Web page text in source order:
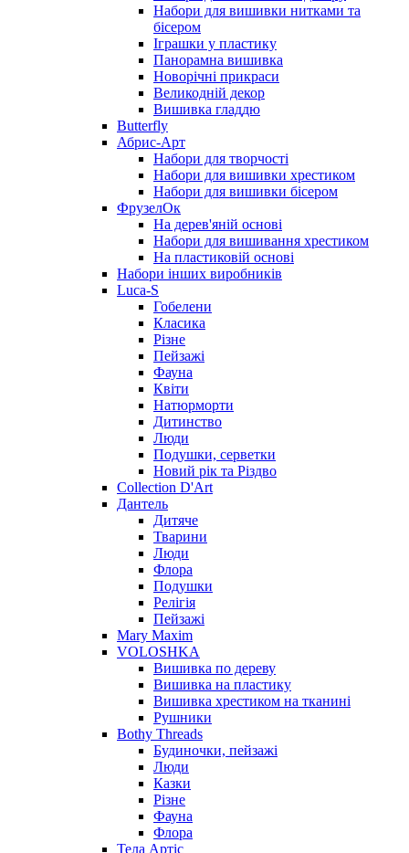
Набори для вишивки нитками та
бісером
Іграшки у пластику
Панорамна вишивка
Новорічні прикраси
Великодній декор
Вишивка гладдю
Butterfly
Абрис-Арт
Набори для творчості
Набори для вишивки хрестиком
Набори для вишивки бісером
ФрузелОк
На дерев'яній основі
Набори для вишивання хрестиком
На пластиковій основі
Набори інших виробників
Luca-S
Гобелени
Класика
Різне
Пейзажі
Фауна
Квіти
Натюрморти
Дитинство
Люди
Подушки, серветки
Новий рік та Різдво
Collection D'Art
Дантель
Дитяче
Тварини
Люди
Флора
Подушки
Релігія
Пейзажі
Mary Maxim
VOLOSHKA
Вишивка по дереву
Вишивка на пластику
Вишивка хрестиком на тканині
Рушники
Bothy Threads
Будиночки, пейзажі
Люди
Казки
Різне
Фауна
Флора
Тела Артіс